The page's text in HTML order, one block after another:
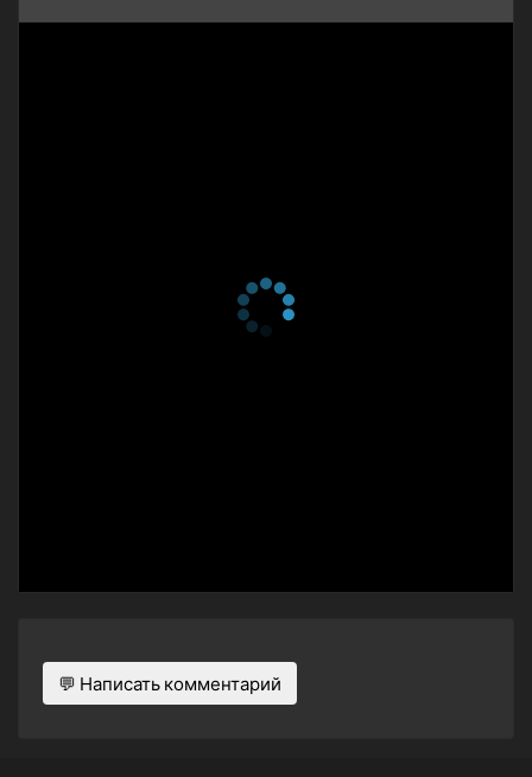
💬 Написать комментарий